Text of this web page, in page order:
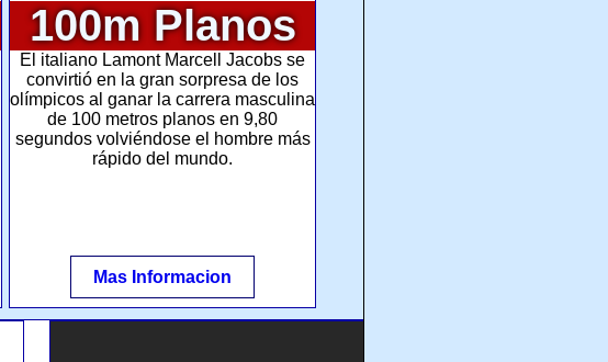
100m Planos
El italiano Lamont Marcell Jacobs se
convirtió en la gran sorpresa de los
olímpicos al ganar la carrera masculina
de 100 metros planos en 9,80
segundos volviéndose el hombre más
rápido del mundo.
Mas Informacion